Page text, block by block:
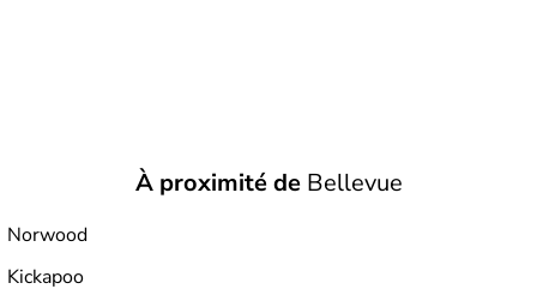
À proximité deBellevue
Norwood
Kickapoo